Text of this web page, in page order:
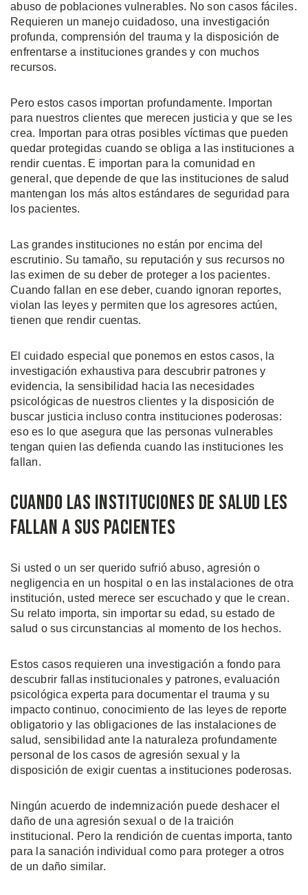
abuso de poblaciones vulnerables. No son casos fáciles.
Requieren un manejo cuidadoso, una investigación
profunda, comprensión del trauma y la disposición de
enfrentarse a instituciones grandes y con muchos
recursos.
Pero estos casos importan profundamente. Importan
para nuestros clientes que merecen justicia y que se les
crea. Importan para otras posibles víctimas que pueden
quedar protegidas cuando se obliga a las instituciones a
rendir cuentas. E importan para la comunidad en
general, que depende de que las instituciones de salud
mantengan los más altos estándares de seguridad para
los pacientes.
Las grandes instituciones no están por encima del
escrutinio. Su tamaño, su reputación y sus recursos no
las eximen de su deber de proteger a los pacientes.
Cuando fallan en ese deber, cuando ignoran reportes,
violan las leyes y permiten que los agresores actúen,
tienen que rendir cuentas.
El cuidado especial que ponemos en estos casos, la
investigación exhaustiva para descubrir patrones y
evidencia, la sensibilidad hacia las necesidades
psicológicas de nuestros clientes y la disposición de
buscar justicia incluso contra instituciones poderosas:
eso es lo que asegura que las personas vulnerables
tengan quien las defienda cuando las instituciones les
fallan.
Cuando las Instituciones de Salud les
Fallan a Sus Pacientes
Si usted o un ser querido sufrió abuso, agresión o
negligencia en un hospital o en las instalaciones de otra
institución, usted merece ser escuchado y que le crean.
Su relato importa, sin importar su edad, su estado de
salud o sus circunstancias al momento de los hechos.
Estos casos requieren una investigación a fondo para
descubrir fallas institucionales y patrones, evaluación
psicológica experta para documentar el trauma y su
impacto continuo, conocimiento de las leyes de reporte
obligatorio y las obligaciones de las instalaciones de
salud, sensibilidad ante la naturaleza profundamente
personal de los casos de agresión sexual y la
disposición de exigir cuentas a instituciones poderosas.
Ningún acuerdo de indemnización puede deshacer el
daño de una agresión sexual o de la traición
institucional. Pero la rendición de cuentas importa, tanto
para la sanación individual como para proteger a otros
de un daño similar.